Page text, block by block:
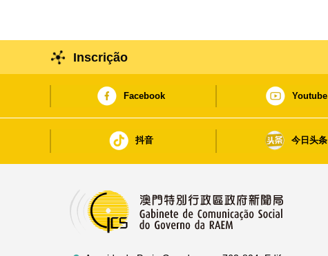
Inscrição
Facebook Youtube
抖音 今日头条